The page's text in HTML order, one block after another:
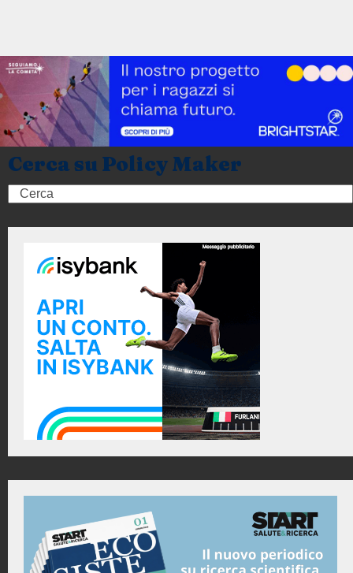
Cerca su Policy Maker
Search